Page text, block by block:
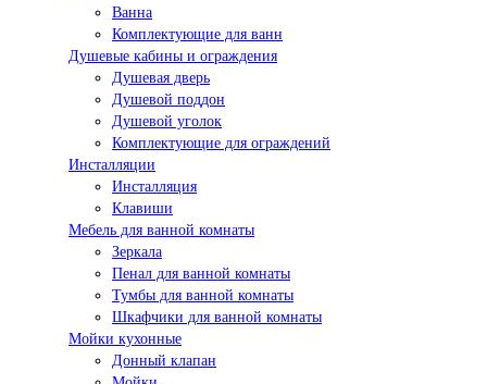
Ванна
Комплектующие для ванн
Душевые кабины и ограждения
Душевая дверь
Душевой поддон
Душевой уголок
Комплектующие для ограждений
Инсталляции
Инсталляция
Клавиши
Мебель для ванной комнаты
Зеркала
Пенал для ванной комнаты
Тумбы для ванной комнаты
Шкафчики для ванной комнаты
Мойки кухонные
Донный клапан